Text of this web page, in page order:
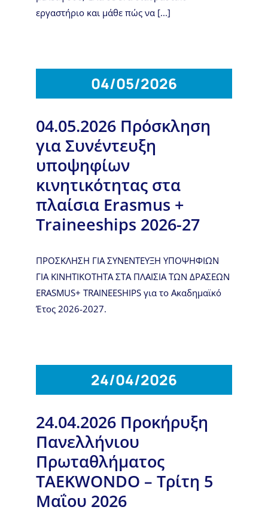
εργαστήριο και μάθε πώς να [...]
04/05/2026
04.05.2026 Πρόσκληση
για Συνέντευξη
υποψηφίων
κινητικότητας στα
πλαίσια Erasmus +
Traineeships 2026-27
ΠΡΟΣΚΛΗΣΗ ΓΙΑ ΣΥΝΕΝΤΕΥΞΗ ΥΠΟΨΗΦΙΩΝ
ΓΙΑ ΚΙΝΗΤΙΚΟΤΗΤΑ ΣΤΑ ΠΛΑΙΣΙΑ ΤΩΝ ΔΡΑΣΕΩΝ
ERASMUS+ TRAINEESHIPS για το Ακαδημαϊκό
Έτος 2026-2027.
24/04/2026
24.04.2026 Προκήρυξη
Πανελλήνιου
Πρωταθλήματος
TAEKWONDO – Τρίτη 5
Μαΐου 2026